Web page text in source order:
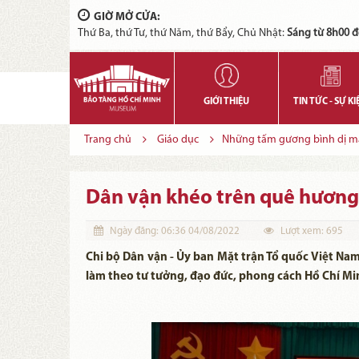
GIỜ MỞ CỬA:
Thứ Ba, thứ Tư, thứ Năm, thứ Bẩy, Chủ Nhật: Sáng từ 8h00
GIỚI THIỆU TIN TỨC - SỰ
Trang chủ Giáo dục Những tấm gương bình dị
Dân vận khéo trên quê
Ngày đăng: 06:36 04/08/2022 Lượt xem: 695
Chi bộ Dân vận - Ủy ban Mặt trận Tổ quốc Việt
làm theo tư tưởng, đạo đức, phong cách Hồ Chí